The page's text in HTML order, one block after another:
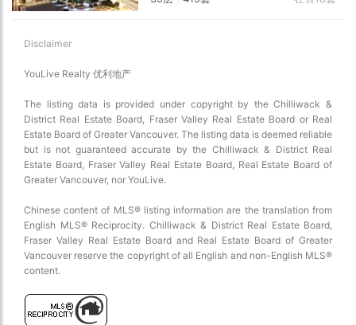
Disclaimer
YouLive Realty 优利地产
The listing data is provided under copyright by the Chilliwack &
District Real Estate Board, Fraser Valley Real Estate Board or Real
Estate Board of Greater Vancouver. The listing data is deemed reliable
but is not guaranteed accurate by the Chilliwack & District Real
Estate Board, Fraser Valley Real Estate Board, Real Estate Board of
Greater Vancouver, nor YouLive.
Chinese content of MLS® listing information are the translation from
English MLS® Reciprocity. Chilliwack & District Real Estate Board,
Fraser Valley Real Estate Board and Real Estate Board of Greater
Vancouver reserve the copyright of all English and non-English MLS®
content.